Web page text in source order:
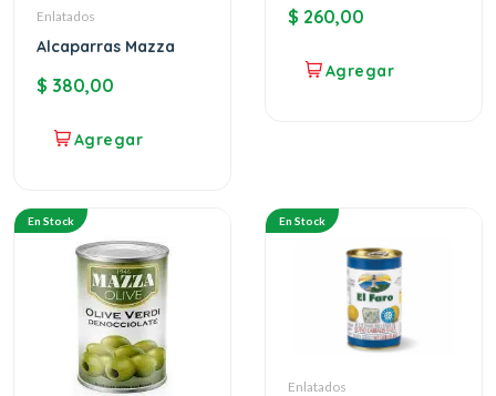
Enlatados
Alcaparras Mazza
$ 380,00
$ 260,00
En Stock En Stock
Enlatados